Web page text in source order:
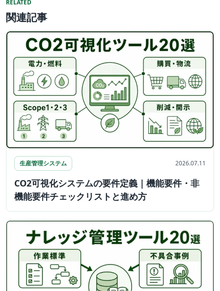
RELATED
関連記事
生産管理システム 2026.07.11
CO2可視化システムの要件定義｜機能要件・非
機能要件チェックリストと進め方